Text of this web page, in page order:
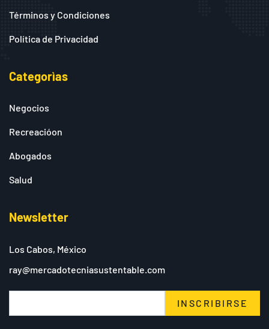
Términos y Condiciones
Política de Privacidad
Categorìas
Negocios
Recreacióon
Abogados
Salud
Newsletter
Los Cabos, México
ray@mercadotecniasustentable.com
INSCRIBIRSE